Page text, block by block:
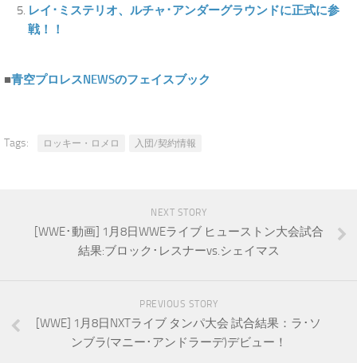
レイ･ミステリオ、ルチャ･アンダーグラウンドに正式に参
戦！！
■青空プロレスNEWSのフェイスブック
Tags: ロッキー・ロメロ 入団/契約情報
NEXT STORY
[WWE･動画] 1月8日WWEライブ ヒューストン大会試合
結果:ブロック･レスナーvs.シェイマス
PREVIOUS STORY
[WWE] 1月8日NXTライブ タンパ大会 試合結果：ラ･ソ
ンブラ(マニー･アンドラーデ)デビュー！